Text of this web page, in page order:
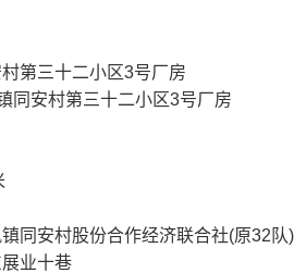
第三十二小区3号厂房
同安村第三十二小区3号厂房
同安村股份合作经济联合社(原32队)
业十巷